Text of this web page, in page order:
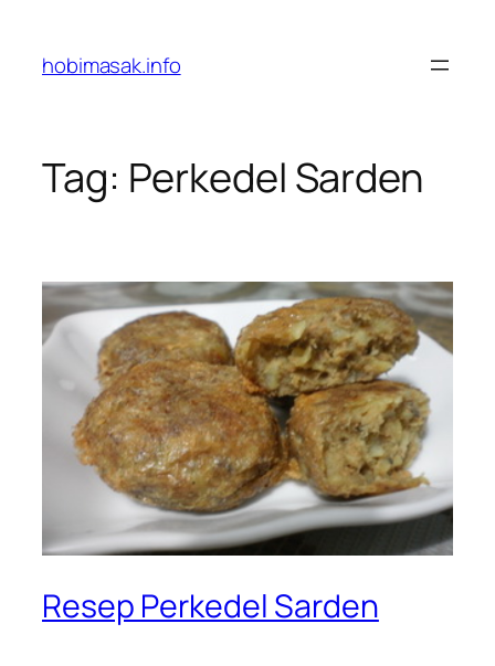
content
hobimasak.info
Tag: Perkedel Sarden
Resep Perkedel Sarden